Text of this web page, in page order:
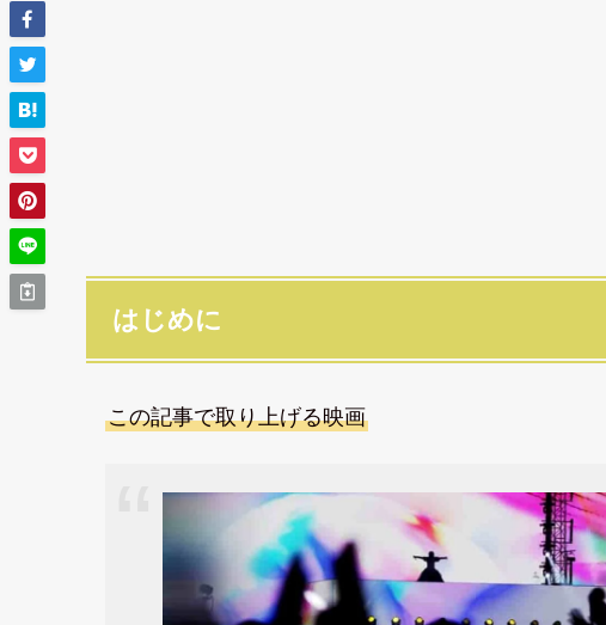
はじめに
この記事で取り上げる映画